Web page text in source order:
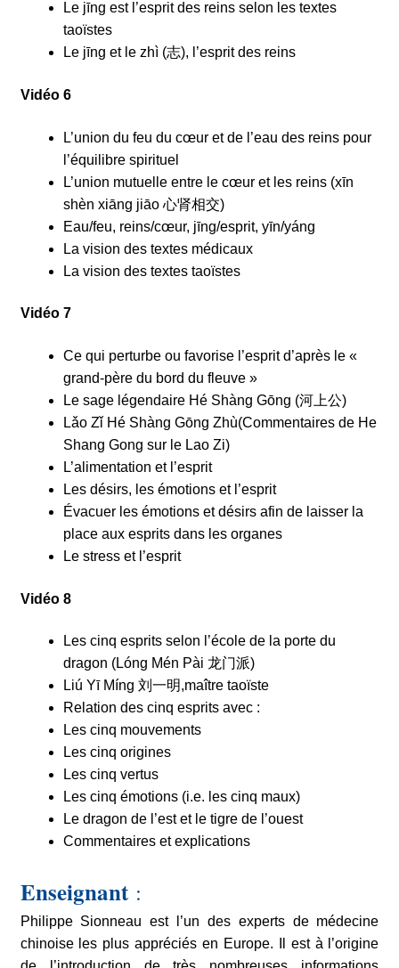
Le jīng est l’esprit des reins selon les textes
taoïstes
Le jīng et le zhì (志), l’esprit des reins
Vidéo 6
L’union du feu du cœur et de l’eau des reins pour
l’équilibre spirituel
L’union mutuelle entre le cœur et les reins (xīn
shèn xiāng jiāo 心肾相交)
Eau/feu, reins/cœur, jīng/esprit, yīn/yáng
La vision des textes médicaux
La vision des textes taoïstes
Vidéo 7
Ce qui perturbe ou favorise l’esprit d’après le «
grand-père du bord du fleuve »
Le sage légendaire Hé Shàng Gōng (河上公)
Lǎo Zǐ Hé Shàng Gōng Zhù(Commentaires de He
Shang Gong sur le Lao Zi)
L’alimentation et l’esprit
Les désirs, les émotions et l’esprit
Évacuer les émotions et désirs afin de laisser la
place aux esprits dans les organes
Le stress et l’esprit
Vidéo 8
Les cinq esprits selon l’école de la porte du
dragon (Lóng Mén Pài 龙门派)
Liú Yī Míng 刘一明,maître taoïste
Relation des cinq esprits avec :
Les cinq mouvements
Les cinq origines
Les cinq vertus
Les cinq émotions (i.e. les cinq maux)
Le dragon de l’est et le tigre de l’ouest
Commentaires et explications
Enseignant:
Philippe Sionneau est l’un des experts de médecine
chinoise les plus appréciés en Europe. Il est à l’origine